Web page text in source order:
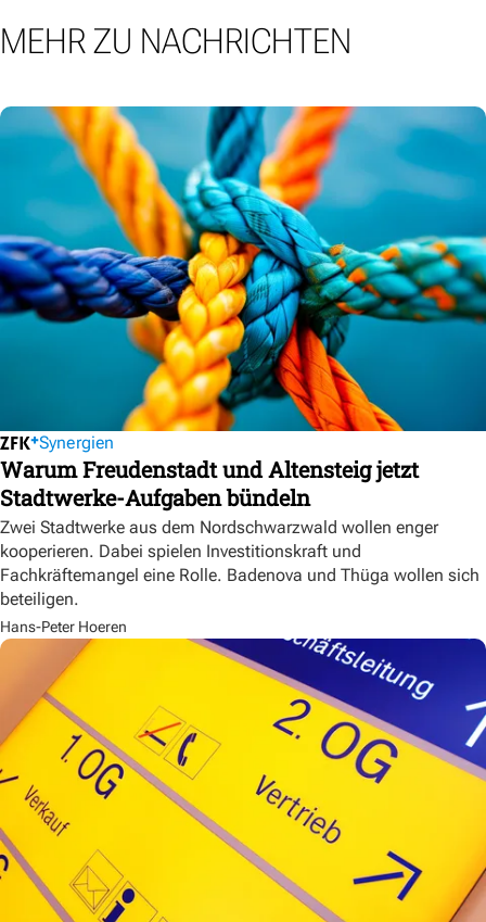
MEHR ZU NACHRICHTEN
Synergien
Warum Freudenstadt und Altensteig jetzt
Stadtwerke-Aufgaben bündeln
Zwei Stadtwerke aus dem Nordschwarzwald wollen enger
kooperieren. Dabei spielen Investitionskraft und
Fachkräftemangel eine Rolle. Badenova und Thüga wollen sich
beteiligen.
Hans-Peter Hoeren